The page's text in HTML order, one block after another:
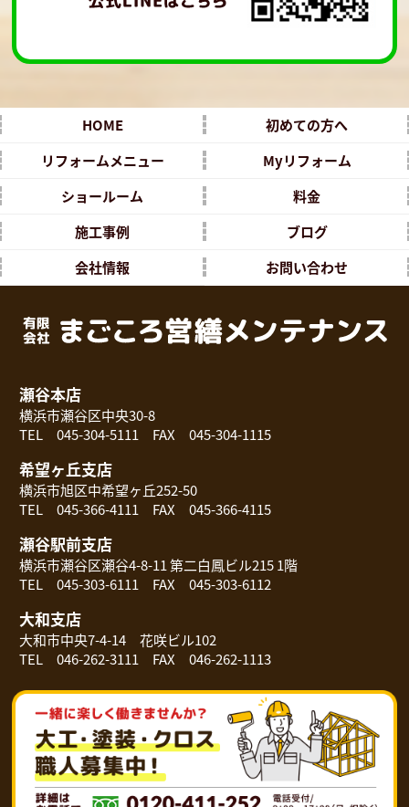
HOME
初めての方へ
リフォームメニュー
Myリフォーム
ショールーム
料金
施工事例
ブログ
会社情報
お問い合わせ
瀬谷本店
横浜市瀬谷区中央30-8
TEL 045-304-5111 FAX 045-304-1115
希望ヶ丘支店
横浜市旭区中希望ヶ丘252-50
TEL 045-366-4111 FAX 045-366-4115
瀬谷駅前支店
横浜市瀬谷区瀬谷4-8-11 第二白鳳ビル215 1階
TEL 045-303-6111 FAX 045-303-6112
大和支店
大和市中央7-4-14 花咲ビル102
TEL 046-262-3111 FAX 046-262-1113